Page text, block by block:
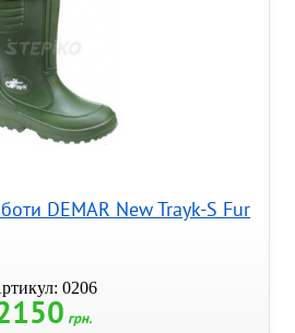
DEMAR New Trayk-S Fur
0206
грн.